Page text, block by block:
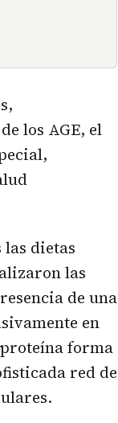
los AGE, el
dietas
las
de una
en
forma
red de